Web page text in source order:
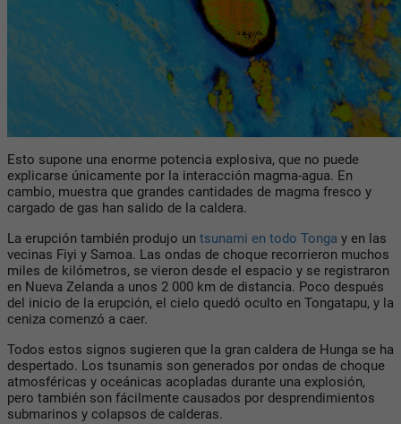
Esto supone una enorme potencia explosiva, que no puede
explicarse únicamente por la interacción magma-agua. En
cambio, muestra que grandes cantidades de magma fresco y
cargado de gas han salido de la caldera.
La erupción también produjo un tsunami en todo Tonga y en las
vecinas Fiyi y Samoa. Las ondas de choque recorrieron muchos
miles de kilómetros, se vieron desde el espacio y se registraron
en Nueva Zelanda a unos 2 000 km de distancia. Poco después
del inicio de la erupción, el cielo quedó oculto en Tongatapu, y la
ceniza comenzó a caer.
Todos estos signos sugieren que la gran caldera de Hunga se ha
despertado. Los tsunamis son generados por ondas de choque
atmosféricas y oceánicas acopladas durante una explosión,
pero también son fácilmente causados por desprendimientos
submarinos y colapsos de calderas.